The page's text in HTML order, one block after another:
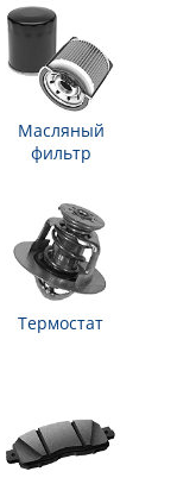
Масляный
фильтр
Термостат